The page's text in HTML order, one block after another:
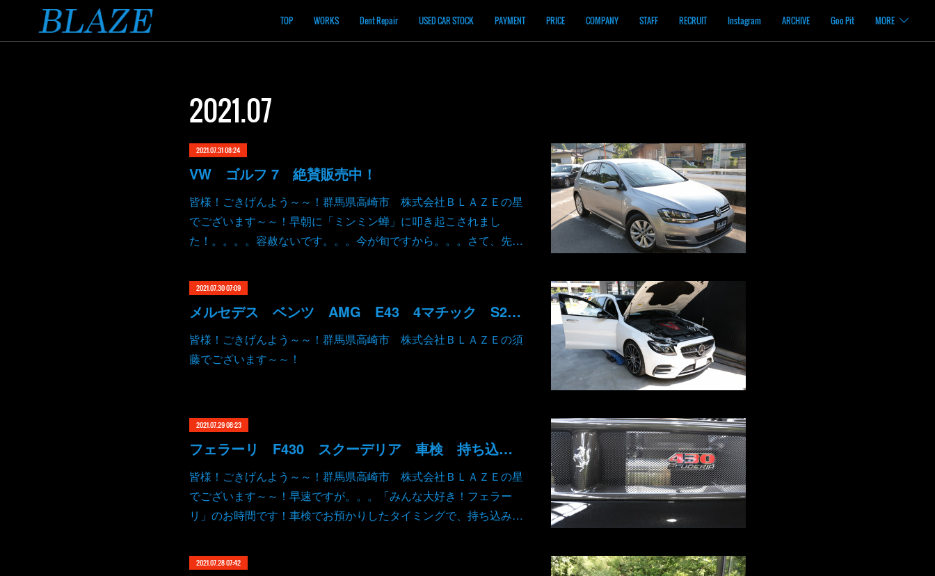
TOP WORKS Dent Repair USED CAR STOCK PAYMENT PRICE COMPANY STAFF RECRUIT Instagram ARCHIVE Goo Pit MORE
2021.07
2021.07.31 08:24
VW ゴルフ 7 絶賛販売中！
皆様！ごきげんよう～～！群馬県高崎市 株式会社ＢＬＡＺＥの星
でございます～～！早朝に「ミンミン蝉」に叩き起こされまし
た！。。。。容赦ないです。。。今が旬ですから。。。さて、先…
2021.07.30 07:09
メルセデス ベンツ AMG E43 4マチック S213 ブレーキパッド 前後 ローター 後 交換
皆様！ごきげんよう～～！群馬県高崎市 株式会社ＢＬＡＺＥの須
藤でございます～～！
2021.07.29 08:23
フェラーリ F430 スクーデリア 車検 持ち込みパーツ取り付け
皆様！ごきげんよう～～！群馬県高崎市 株式会社ＢＬＡＺＥの星
でございます～～！早速ですが。。。「みんな大好き！フェラー
リ」のお時間です！車検でお預かりしたタイミングで、持ち込み…
2021.07.28 07:42